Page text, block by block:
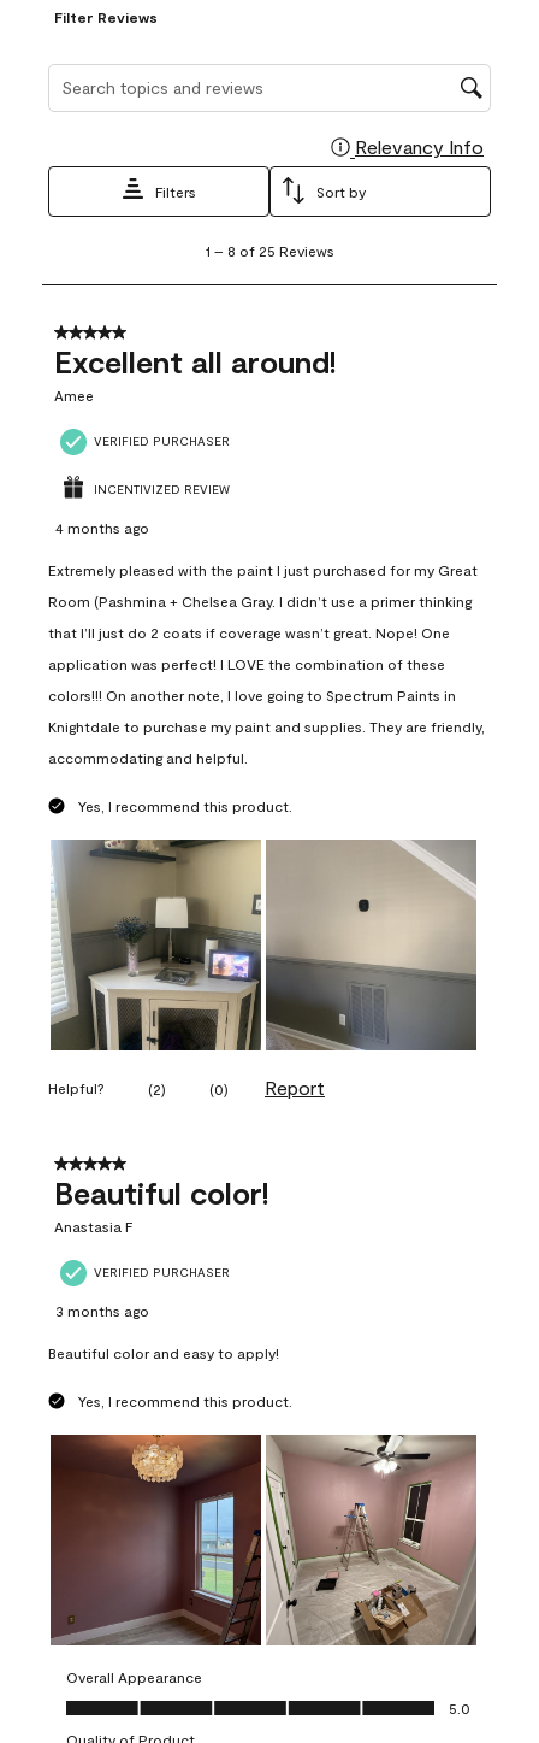
Filter Reviews
Relevancy Info
Filters Sort by
8
25
Reviews
1 – 8 of 25 Reviews
5 out of 5 stars.
Excellent all around!
Amee
VERIFIED PURCHASER
INCENTIVIZED REVIEW
4 months ago
Extremely pleased with the paint I just purchased for my Great
Room (Pashmina + Chelsea Gray. I didn’t use a primer thinking
that I’ll just do 2 coats if coverage wasn’t great. Nope! One
application was perfect! I LOVE the combination of these
colors!!! On another note, I love going to Spectrum Paints in
Knightdale to purchase my paint and supplies. They are friendly,
accommodating and helpful.
Yes, I recommend this product.
Helpful? (2) (0) Report
5 out of 5 stars.
Beautiful color!
Anastasia F
VERIFIED PURCHASER
3 months ago
Beautiful color and easy to apply!
Yes, I recommend this product.
Overall Appearance
Overall Appearance, 5.0 out of 5
5.0